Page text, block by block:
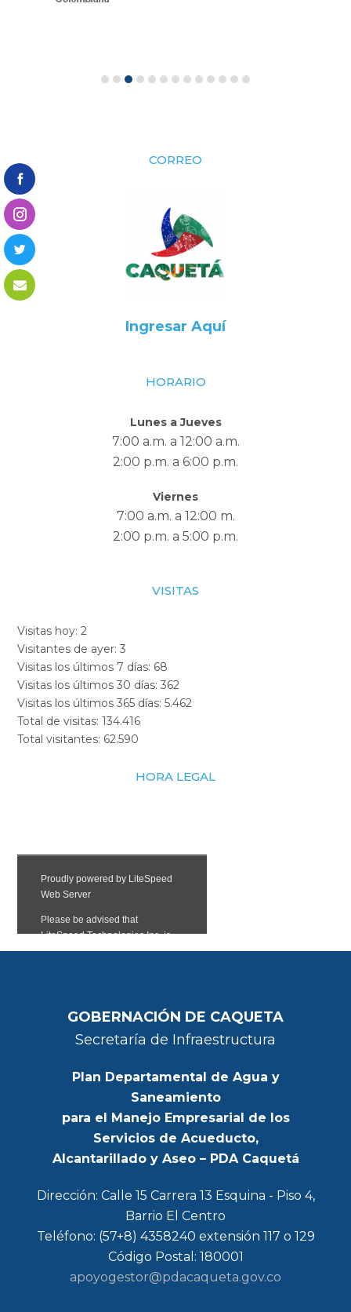
CORREO
Ingresar Aquí
HORARIO
Lunes a Jueves
7:00 a.m. a 12:00 a.m.
2:00 p.m. a 6:00 p.m.
Viernes
7:00 a.m. a 12:00 m.
2:00 p.m. a 5:00 p.m.
VISITAS
Visitas hoy:2
Visitantes de ayer:3
Visitas los últimos 7 días: 68
Visitas los últimos 30 días:362
Visitas los últimos 365 días:5.462
Total de visitas:134.416
Total visitantes: 62.590
HORA LEGAL
GOBERNACIÓN DE CAQUETA
Secretaría de Infraestructura
Plan Departamental de Agua y
Saneamiento
para el Manejo Empresarial de los
Servicios de Acueducto,
Alcantarillado y Aseo – PDA Caquetá
Dirección: Calle 15 Carrera 13 Esquina - Piso 4,
Barrio El Centro
Teléfono: (57+8) 4358240 extensión 117 o 129
Código Postal: 180001
apoyogestor@pdacaqueta.gov.co